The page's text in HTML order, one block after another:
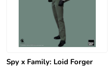
Spy x Family: Loid Forger